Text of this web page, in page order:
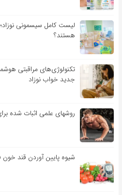
لیست کامل سیسمونی
هستند؟
تکنولوژی‌های مراقبتی
جدید خواب نوزاد
روشهای علمی اثبات شده
شیوه پایین آوردن قند خون